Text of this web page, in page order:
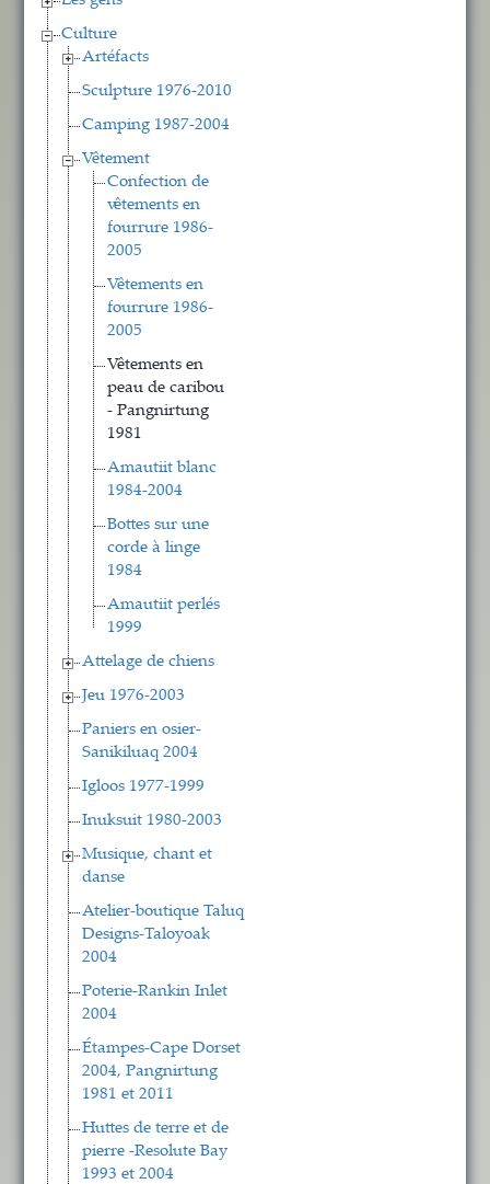
Culture
Artéfacts
Sculpture 1976-2010
Camping 1987-2004
Vêtement
Confection de
vêtements en
fourrure 1986-
2005
Vêtements en
fourrure 1986-
2005
Vêtements en
peau de caribou
- Pangnirtung
1981
Amautiit blanc
1984-2004
Bottes sur une
corde à linge
1984
Amautiit perlés
1999
Attelage de chiens
Jeu 1976-2003
Paniers en osier-
Sanikiluaq 2004
Igloos 1977-1999
Inuksuit 1980-2003
Musique, chant et
danse
Atelier-boutique Taluq
Designs-Taloyoak
2004
Poterie-Rankin Inlet
2004
Étampes-Cape Dorset
2004, Pangnirtung
1981 et 2011
Huttes de terre et de
pierre -Resolute Bay
1993 et 2004